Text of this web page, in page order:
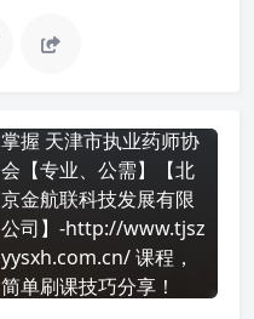
掌握 天津市执业药师协
会【专业、公需】【北
京金航联科技发展有限
公司】-http://www.tjsz
yysxh.com.cn/ 课程，
简单刷课技巧分享！